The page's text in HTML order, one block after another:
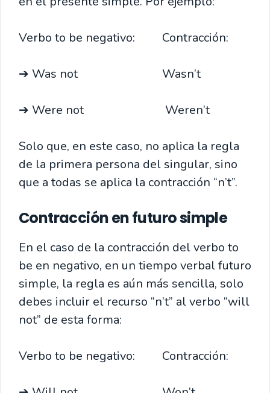
Verbo to be negativo: Contracción:
➔ Was not Wasn’t
➔ Were not Weren’t
Solo que, en este caso, no aplica la regla
de la primera persona del singular, sino
que a todas se aplica la contracción “n’t”.
Contracción en futuro simple
En el caso de la contracción del verbo to
be en negativo, en un tiempo verbal futuro
simple, la regla es aún más sencilla, solo
debes incluir el recurso “n’t” al verbo “will
not” de esta forma:
Verbo to be negativo: Contracción: